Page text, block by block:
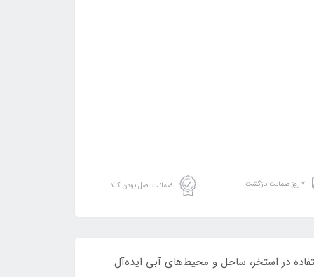
۷ روز ضمانت بازگشت ضمانت اصل بودن کالا
و طراحی جذاب، این توپ برای استفاده در استخر، ساحل و محیط‌های آبی ایده‌آل